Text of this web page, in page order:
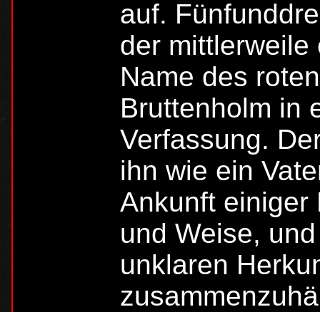
auf.
der mittlerweile
Name des
Bruttenholm in
Verfassung.
ihn wie ein
Ankunft einiger
und Weise,
unklaren